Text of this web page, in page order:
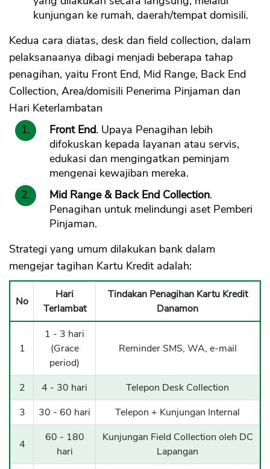
kunjungan ke rumah, daerah/tempat domisili.
Kedua cara diatas, desk dan field collection, dalam
pelaksanaanya dibagi menjadi beberapa tahap
penagihan, yaitu Front End, Mid Range, Back End
Collection, Area/domisili Penerima Pinjaman dan
Hari Keterlambatan
Front End. Upaya Penagihan lebih
difokuskan kepada layanan atau servis,
edukasi dan mengingatkan peminjam
mengenai kewajiban mereka.
Mid Range & Back End Collection.
Penagihan untuk melindungi aset Pemberi
Pinjaman.
Strategi yang umum dilakukan bank dalam
mengejar tagihan Kartu Kredit adalah:
No
Hari
Terlambat
Tindakan Penagihan Kartu Kredit
Danamon
1
1 - 3 hari
(Grace
period)
Reminder SMS, WA, e-mail
2 4 - 30 hari
Telepon Desk Collection
3
30 - 60 hari Telepon + Kunjungan Internal
4
60 - 180
hari
Kunjungan Field Collection oleh DC
Lapangan